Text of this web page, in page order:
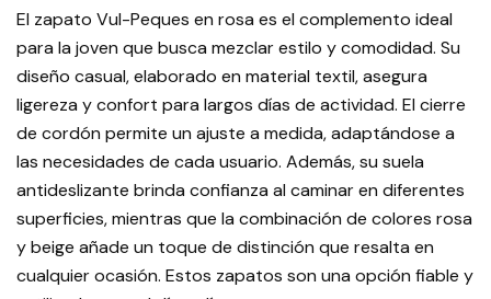
El zapato Vul-Peques en rosa es el complemento ideal
para la joven que busca mezclar estilo y comodidad. Su
diseño casual, elaborado en material textil, asegura
ligereza y confort para largos días de actividad. El cierre
de cordón permite un ajuste a medida, adaptándose a
las necesidades de cada usuario. Además, su suela
antideslizante brinda confianza al caminar en diferentes
superficies, mientras que la combinación de colores rosa
y beige añade un toque de distinción que resalta en
cualquier ocasión. Estos zapatos son una opción fiable y